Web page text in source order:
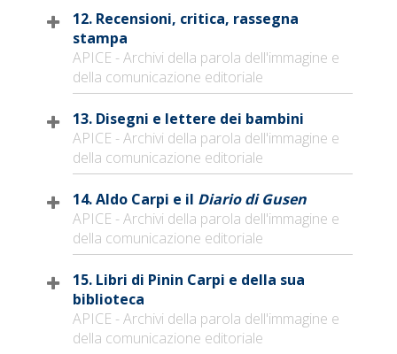
12. Recensioni, critica, rassegna
stampa
APICE - Archivi della parola dell'immagine e
della comunicazione editoriale
13. Disegni e lettere dei bambini
APICE - Archivi della parola dell'immagine e
della comunicazione editoriale
14. Aldo Carpi e il Diario di Gusen
APICE - Archivi della parola dell'immagine e
della comunicazione editoriale
15. Libri di Pinin Carpi e della sua
biblioteca
APICE - Archivi della parola dell'immagine e
della comunicazione editoriale